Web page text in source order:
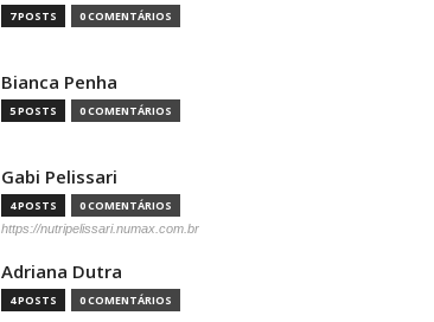
7 POSTS 0 COMENTÁRIOS
Bianca Penha
5 POSTS 0 COMENTÁRIOS
Gabi Pelissari
4 POSTS 0 COMENTÁRIOS
https://nutripelissari.numax.com.br
Adriana Dutra
4 POSTS 0 COMENTÁRIOS